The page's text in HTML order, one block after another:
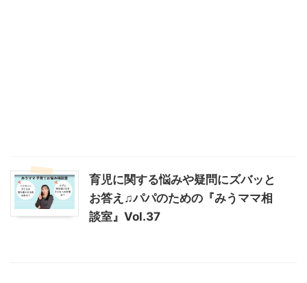
育児に関する悩みや疑問にズバッと
お答え♫パパのための『みうママ相
談室』Vol.37